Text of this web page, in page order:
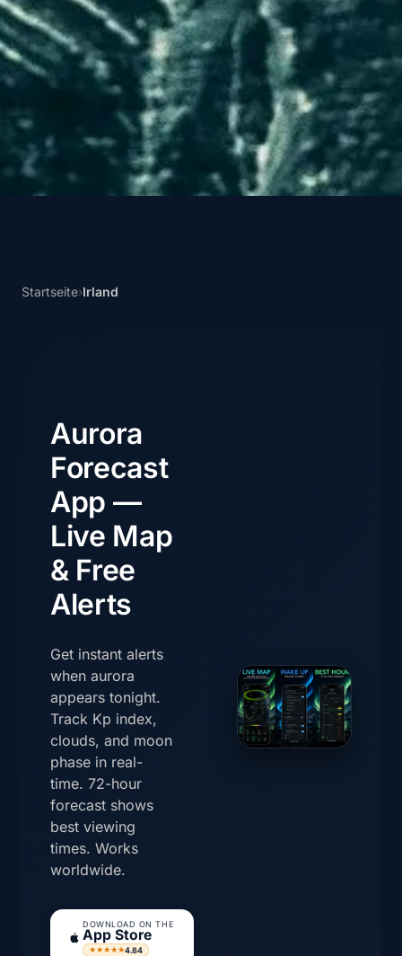
Startseite›Irland
Aurora
Forecast
App —
Live Map
& Free
Alerts
Get instant alerts
when aurora
appears tonight.
Track Kp index,
clouds, and moon
phase in real-
time. 72-hour
forecast shows
best viewing
times. Works
worldwide.
DOWNLOAD ON THE
App Store
★★★★★4.84